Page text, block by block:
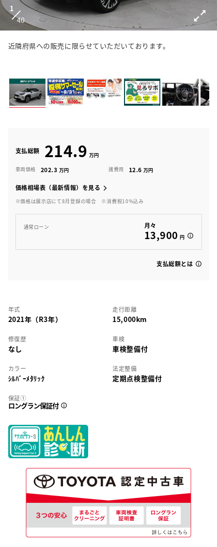
1
40
近隣府県への販売に限らせていただいております。
支払総額 214.9
車両価格 202.3 諸費用 12.6
価格相場表（最新情報）を見る
※価格は展示店にて8月登録の場合 ※消費税10%込み
通常ローン 月々
13,900 円
支払総額とは
年式
2021年（R3年）
走行距離
15,000km
修復歴
なし
車検
車検整備付
カラー
ｼﾙﾊﾞｰﾒﾀﾘｯｸ
法定整備
定期点検整備付
保証①
ロングラン保証付